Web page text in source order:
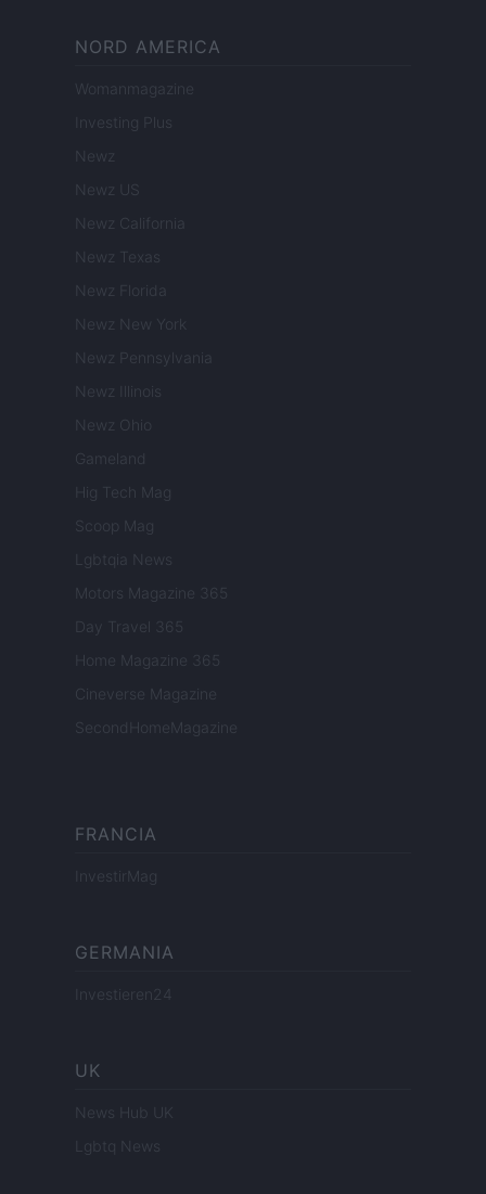
NORD AMERICA
Womanmagazine
Investing Plus
Newz
Newz US
Newz California
Newz Texas
Newz Florida
Newz New York
Newz Pennsylvania
Newz Illinois
Newz Ohio
Gameland
Hig Tech Mag
Scoop Mag
Lgbtqia News
Motors Magazine 365
Day Travel 365
Home Magazine 365
Cineverse Magazine
SecondHomeMagazine
FRANCIA
InvestirMag
GERMANIA
Investieren24
UK
News Hub UK
Lgbtq News